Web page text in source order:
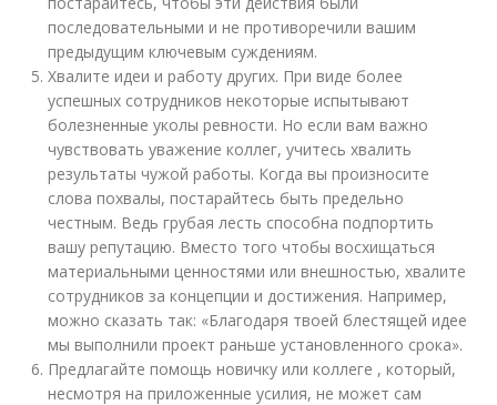
последовательными и не противоречили вашим
предыдущим ключевым суждениям.
Хвалите идеи и работу других. При виде более
успешных сотрудников некоторые испытывают
болезненные уколы ревности. Но если вам важно
чувствовать уважение коллег, учитесь хвалить
результаты чужой работы. Когда вы произносите
слова похвалы, постарайтесь быть предельно
честным. Ведь грубая лесть способна подпортить
вашу репутацию. Вместо того чтобы восхищаться
материальными ценностями или внешностью, хвалите
сотрудников за концепции и достижения. Например,
можно сказать так: «Благодаря твоей блестящей идее
мы выполнили проект раньше установленного срока».
Предлагайте помощь новичку или коллеге , который,
несмотря на приложенные усилия, не может сам